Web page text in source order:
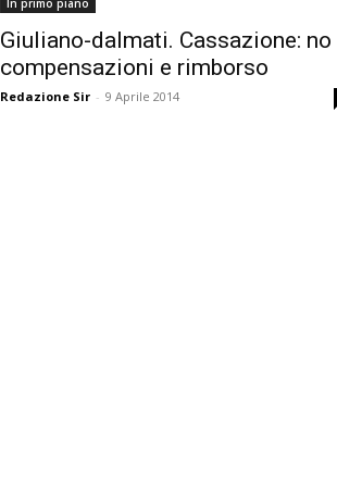
In primo piano
Giuliano-dalmati. Cassazione: no
compensazioni e rimborso
Redazione Sir - 9 Aprile 2014